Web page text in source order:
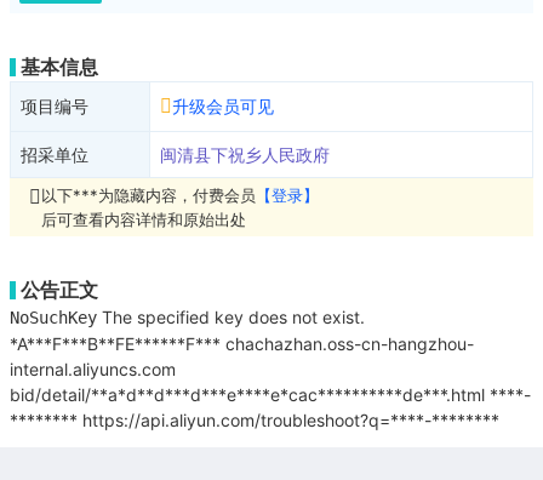
基本信息
项目编号 升级会员可见
招采单位 闽清县下祝乡人民政府
以下***为隐藏内容，付费会员 【登录】
后可查看内容详情和原始出处
公告正文
NoSuchKey The specified key does not exist.
*A***F***B**FE******F*** chachazhan.oss-cn-hangzhou-
internal.aliyuncs.com
bid/detail/**a*d**d***d***e****e*cac**********de***.html ****-
******** https://api.aliyun.com/troubleshoot?q=****-********